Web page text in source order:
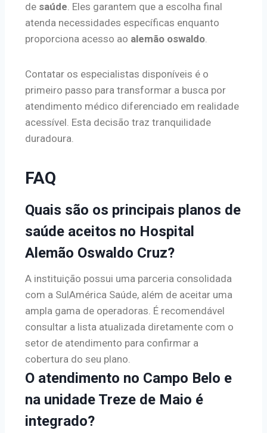
de saúde. Eles garantem que a escolha final
atenda necessidades específicas enquanto
proporciona acesso ao alemão oswaldo.
Contatar os especialistas disponíveis é o
primeiro passo para transformar a busca por
atendimento médico diferenciado em realidade
acessível. Esta decisão traz tranquilidade
duradoura.
FAQ
Quais são os principais planos de
saúde aceitos no Hospital
Alemão Oswaldo Cruz?
A instituição possui uma parceria consolidada
com a SulAmérica Saúde, além de aceitar uma
ampla gama de operadoras. É recomendável
consultar a lista atualizada diretamente com o
setor de atendimento para confirmar a
cobertura do seu plano.
O atendimento no Campo Belo e
na unidade Treze de Maio é
integrado?